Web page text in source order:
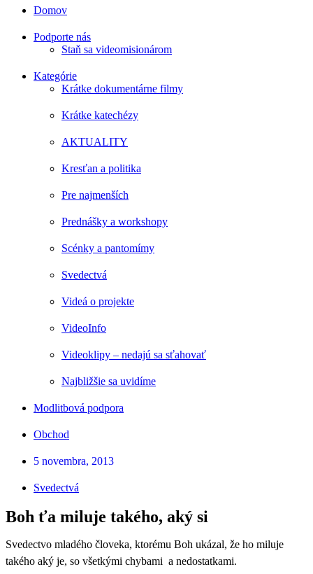
Domov
Podporte nás
Staň sa videomisionárom
Kategórie
Krátke dokumentárne filmy
Krátke katechézy
AKTUALITY
Kresťan a politika
Pre najmenších
Prednášky a workshopy
Scénky a pantomímy
Svedectvá
Videá o projekte
VideoInfo
Videoklipy – nedajú sa sťahovať
Najbližšie sa uvidíme
Modlitbová podpora
Obchod
5 novembra, 2013
Svedectvá
Boh ťa miluje takého, aký si
Svedectvo mladého človeka, ktorému Boh ukázal, že ho miluje
takého aký je, so všetkými chybami a nedostatkami.